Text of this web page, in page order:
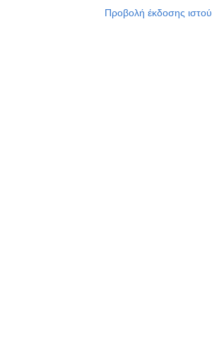
Προβολή έκδοσης ιστού